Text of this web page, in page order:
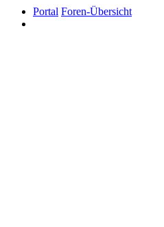
Portal Foren-Übersicht